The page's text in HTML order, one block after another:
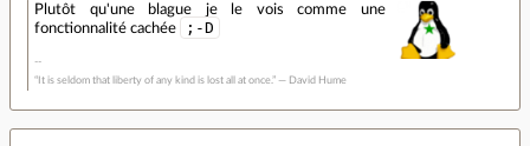
Plutôt qu'une blague je le vois comme une
fonctionnalité cachée
;-D
“It is seldom that liberty of any kind is lost all at once.” ― David Hume